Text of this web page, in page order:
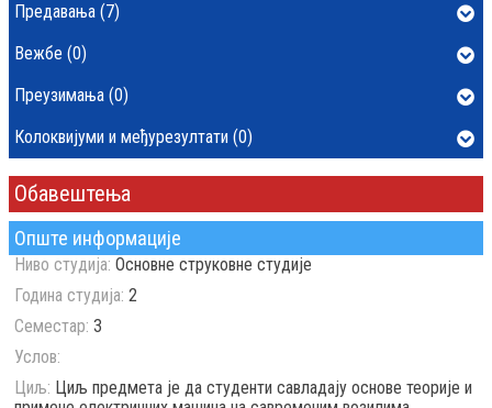
Опште информације
Ниво студија: Основне струковне студије
Година студија: 2
Семестар: 3
Услов:
Циљ: Циљ предмета је да студенти савладају основе теорије и
Предавања (7)
Вежбе (0)
Преузимања (0)
Колоквијуми и међурезултати (0)
Обавештења